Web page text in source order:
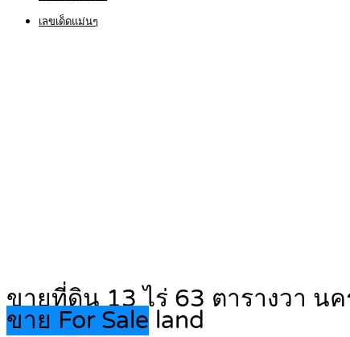
เลขเด็ดแม่นๆ
ขายที่ดิน 13 ไร่ 63 ตารางวา
ขาย For Sale land